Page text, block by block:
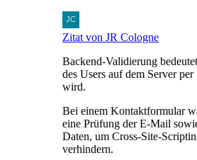
Zitat von JR Cologne
Backend-Validierung
des Users auf dem Server
wird.
Bei einem Kontaktformular
eine Prüfung der E-Mail
Daten, um Cross-Site-
verhindern.